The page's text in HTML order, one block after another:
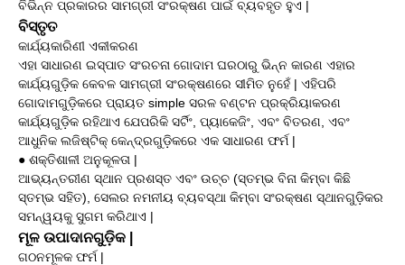
ବିଭିନ୍ନ ପ୍ରକାରର ସାମଗ୍ରୀ ସଂରକ୍ଷଣ ପାଇଁ ବ୍ୟବହୃତ ହୁଏ |
ବିସ୍ତୃତ
କାର୍ଯ୍ୟକାରିଣୀ ଏକୀକରଣ
ଏହା ସାଧାରଣ ଇସ୍ପାତ ସଂରଚନା ଗୋଦାମ ଘରଠାରୁ ଭିନ୍ନ କାରଣ ଏହାର
କାର୍ଯ୍ୟଗୁଡ଼ିକ କେବଳ ସାମଗ୍ରୀ ସଂରକ୍ଷଣରେ ସୀମିତ ନୁହେଁ | ଏହିପରି
ଗୋଦାମଗୁଡ଼ିକରେ ପ୍ରାୟତ simple ସରଳ ବଣ୍ଟନ ପ୍ରକ୍ରିୟାକରଣ
କାର୍ଯ୍ୟଗୁଡ଼ିକ ରହିଥାଏ ଯେପରିକି ସର୍ଟିଂ, ପ୍ୟାକେଜିଂ, ଏବଂ ବିତରଣ, ଏବଂ
ଆଧୁନିକ ଲଜିଷ୍ଟିକ୍ କେନ୍ଦ୍ରଗୁଡ଼ିକରେ ଏକ ସାଧାରଣ ଫର୍ମ |
● ଶକ୍ତିଶାଳୀ ଅନୁକୂଳତା |
ଆଭ୍ୟନ୍ତରୀଣ ସ୍ଥାନ ପ୍ରଶସ୍ତ ଏବଂ ଉଚ୍ଚ (ସ୍ତମ୍ଭ ବିନା କିମ୍ବା କିଛି
ସ୍ତମ୍ଭ ସହିତ), ସେଲର ନମନୀୟ ବ୍ୟବସ୍ଥା କିମ୍ବା ସଂରକ୍ଷଣ ସ୍ଥାନଗୁଡ଼ିକର
ସମନ୍ୱୟକୁ ସୁଗମ କରିଥାଏ |
ମୂଳ ଉପାଦାନଗୁଡ଼ିକ |
ଗଠନମୂଳକ ଫର୍ମ |